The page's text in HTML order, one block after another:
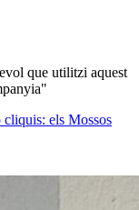
que utilitzi aquest
cliquis: els Mossos